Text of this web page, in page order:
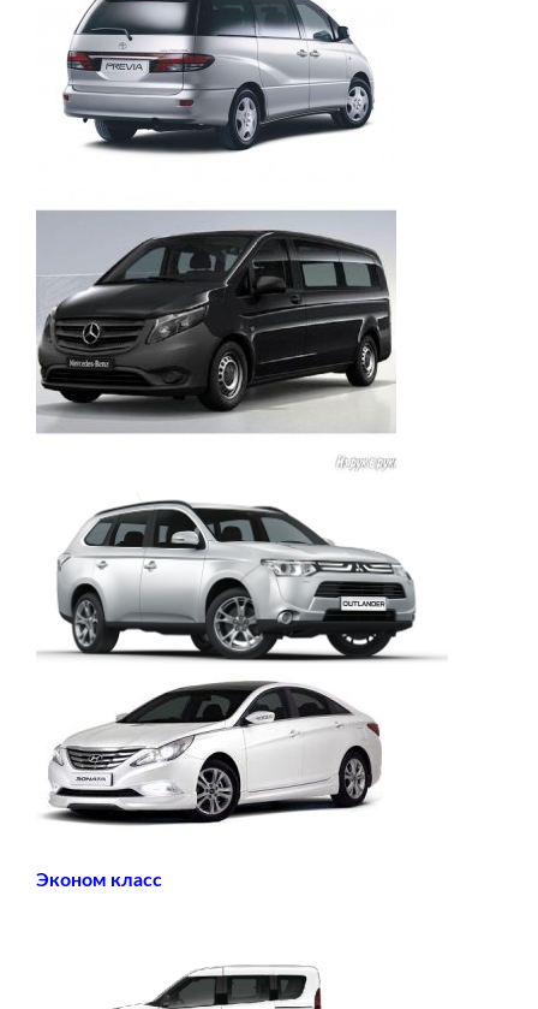
Эконом класс